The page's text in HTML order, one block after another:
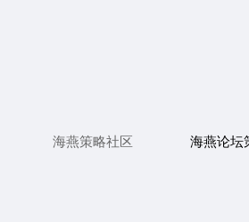
海燕策略社区 海燕论坛